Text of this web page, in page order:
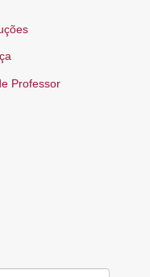
Professor